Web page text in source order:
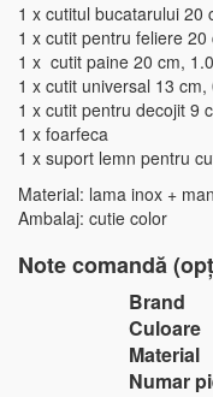
1 x cutitul bucatarului 20
1 x cutit pentru feliere 20
1 x cutit paine 20 cm,
1 x cutit universal 13 cm,
1 x cutit pentru decojit 9
1 x foarfeca
1 x suport lemn pentru
Material: lama inox +
Ambalaj: cutie color
Note comandă
Brand
Culoare
Material
Numar